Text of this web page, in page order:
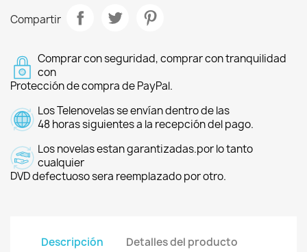
Compartir
Comprar con seguridad, comprar con tranquilidad
con
Protección de compra de PayPal.
Los Telenovelas se envían dentro de las
48 horas siguientes a la recepción del pago.
Los novelas estan garantizadas.por lo tanto
cualquier
DVD defectuoso sera reemplazado por otro.
Descripción
Detalles del producto